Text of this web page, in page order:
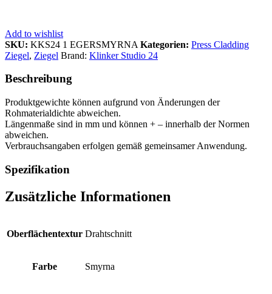
Add to wishlist
SKU: KKS24 1 EGERSMYRNA Kategorien: Press Cladding
Ziegel, Ziegel Brand: Klinker Studio 24
Beschreibung
Produktgewichte können aufgrund von Änderungen der
Rohmaterialdichte abweichen.
Längenmaße sind in mm und können + – innerhalb der Normen
abweichen.
Verbrauchsangaben erfolgen gemäß gemeinsamer Anwendung.
Spezifikation
Zusätzliche Informationen
Oberflächentextur Drahtschnitt
Farbe Smyrna